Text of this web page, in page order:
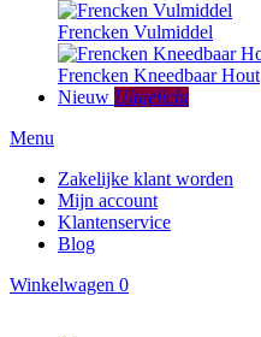
Frencken Vulmiddel
Frencken Kneedbaar Hout
Nieuw Uitgelicht
Menu
Zakelijke klant worden
Mijn account
Klantenservice
Blog
Winkelwagen 0